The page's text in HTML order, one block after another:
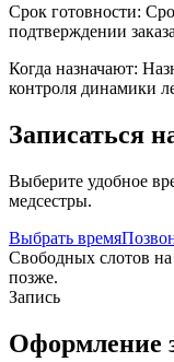
Срок готовности:
подтверждении
Когда назначают:
контроля динамики
Записаться
Выберите удобное
медсестры.
Выбрать время
Свободных слотов
позже.
Запись
Оформление